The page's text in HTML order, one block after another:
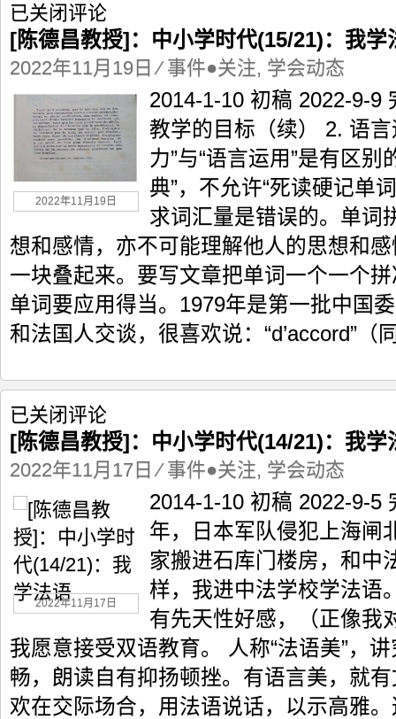
[陈
德
教
(15/21)：
我
法
（二）
已关闭评论
[陈德昌教授]：中小学时代(15/21)：我学
2022年11月19日 ⁄事件●关注, 学会动态
2022年11月19日
2014-1-10 初稿 2022-9-9
教学的目标（续） 2. 语
力”与“语言运用”是有区
典”，不允许“死读硬记单
求词汇量是错误的。单词
想和感情，亦不可能理解他人的思想和
一块叠起来。要写文章把单词一个一个
单词要应用得当。1979年是第一批中国
和法国人交谈，很喜欢说：“d’accord”（
[陈
德
教
学
时
代
(14/21)：
我
法
语
已关闭评论
[陈德昌教授]：中小学时代(14/21)：我学
2022年11月17日 ⁄事件●关注, 学会动态
2022年11月17日
2014-1-10 初稿 2022-9-5
年，日本军队侵犯上海闸
家搬进石库门楼房，和中
样，我进中法学校学法语
有先天性好感，（正像我
我愿意接受双语教育。 人称“法语美”，
畅，朗读自有抑扬顿挫。有语言美，就
欢在交际场合，用法语说话，以示高雅